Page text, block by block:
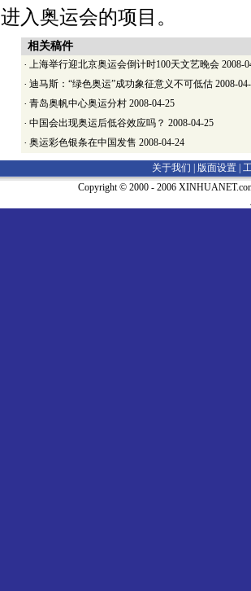
进入奥运会的项目。
相关稿件
· 上海举行迎北京奥运会倒计时100天文艺晚会 2008-
· 迪马斯：“绿色奥运”成功象征意义不可低估 2008-
· 青岛奥帆中心奥运分村 2008-04-25
· 中国会出现奥运后低谷效应吗？ 2008-04-25
· 奥运彩色银条在中国发售 2008-04-24
关于我们 | 版面设置
Copyright © 2000 - 2006